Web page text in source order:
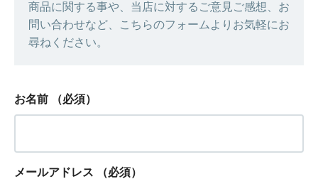
商品に関する事や、当店に対するご意見ご感想、お
問い合わせなど、こちらのフォームよりお気軽にお
尋ねください。
お名前 （必須）
メールアドレス （必須）